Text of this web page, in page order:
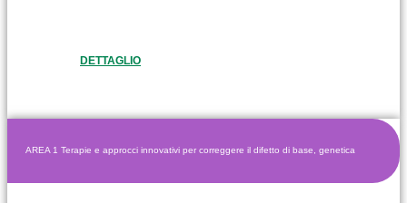
DETTAGLIO
AREA 1 Terapie e approcci innovativi per correggere il difetto di base, genetica